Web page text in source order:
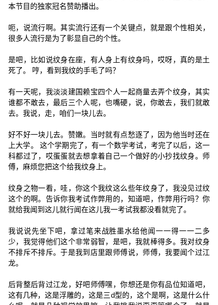
本节目的独家冠名赞助播出。
呃，说流行啊。其实流行还有一个关键点，就是跟个性相关，
很多人流行是为了彰显自己的个性。
是吧，比如说纹身在座，有人身上有纹身吗，哎呀，真的是土
死了。 哼，看到我纹的手毛了吗？
有一天呢，我淡淡建国赖宝四个人一起商量去弄个纹身，其实
谁都不敢去，最后三个人呢，也嘴硬，说，你敢去，我们就敢
去。我说，走，咱们一块儿去。
好不好一块儿去。赞嫩。当时就有点愁逐了，因为他当时还在
上大学。 这个学期完了，有一个数学考试，考完了以后，这一
科都过了，哎蛋蛋就去想拿着自己一个做好的小抄找纹身。师
傅，麻烦您把这个给我纹身上。
纹身之物一看，哇，你这个我纹这么些年纹身了，我没见过纹
这个的啊。告诉你我考试作弊用的，知道吧，作弊用行吗？你
就给我闻到这儿就行闻在这儿我一考试我都没看就完了。
我说说先坐下吧，拿过笔来战胜墨水给他闻一一得一一二多
少，我觉得他们这个非常弱智，是吧，我就棒得多。我对纹身
不排斥不排斥。于是我到店里跟师傅说，师傅，我要闻个过江
龙。
后背整后背过江龙，好吧师傅嘿，你想还是你有品位知道吧，
这有几种，这是浮雕的，这是三d型的，这个是啊，这是什么什